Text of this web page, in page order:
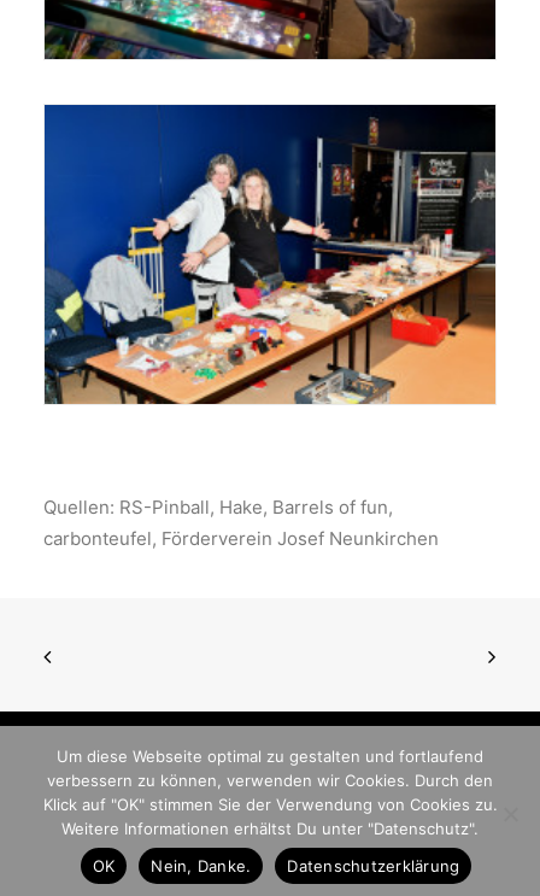
Quellen: RS-Pinball, Hake, Barrels of fun,
carbonteufel, Förderverein Josef Neunkirchen
© 2026 German Pinball Association
- GPA. All rights reserved
Um diese Webseite optimal zu gestalten und fortlaufend
verbessern zu können, verwenden wir Cookies. Durch den
Klick auf "OK" stimmen Sie der Verwendung von Cookies zu.
Weitere Informationen erhältst Du unter "Datenschutz".
OK
Nein, Danke. Datenschutzerklärung